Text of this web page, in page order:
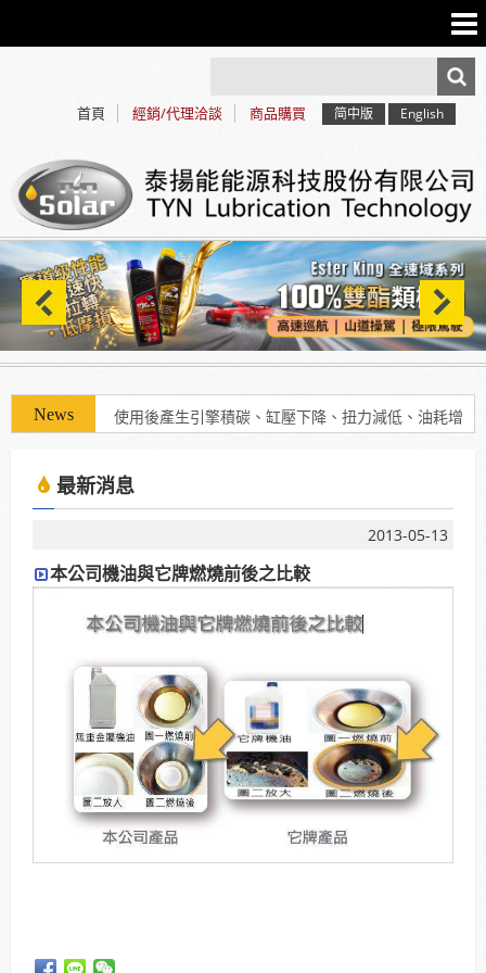
首頁 經銷/代理洽談 商品購買 简中版 English
使用後產生引擎積碳、缸壓下降、扭力減低、油耗增
2025年7月13日受KBS京都電視台邀請採訪，廣受日
本當地通路詢問洽談進駐。
使用「泰揚能 Solar 索爾機油」可有效解決車輛經年
使用後產生引擎積碳、缸壓下降、扭力減低、油耗增
2025年7月13日受KBS京都電視台邀請採訪，廣受日
本當地通路詢問洽談進駐。
最新消息
2013-05-13
本公司機油與它牌燃燒前後之比較